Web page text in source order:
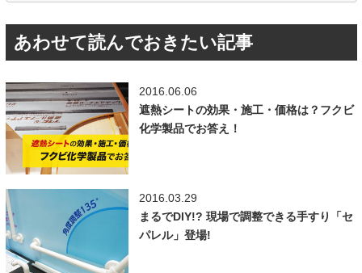
あわせて読んでおきたい記事
2016.06.06
遮熱シートの効果・施工・価格は？フクビ
化学製品でお答え！
2016.03.29
まるでDIY!? 現場で調整できる手すり「セ
パレル」登場!